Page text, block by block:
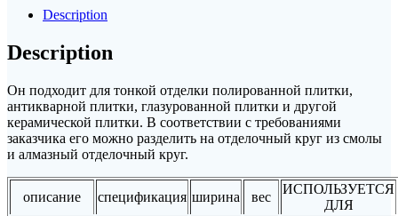
Description
Description
Он подходит для тонкой отделки полированной плитки,
антикварной плитки, глазурованной плитки и другой
керамической плитки. В соответствии с требованиями
заказчика его можно разделить на отделочный круг из смолы
и алмазный отделочный круг.
описание спецификация ширина вес
ИСПОЛЬЗУЕТСЯ
ДЛЯ